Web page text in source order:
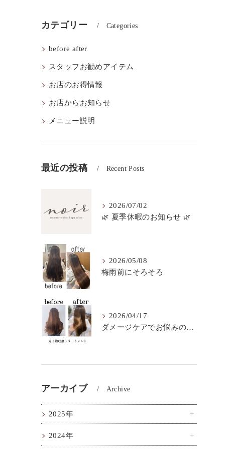
カテゴリー Categories
before after
スタッフお勧めアイテム
お店のお得情報
お店からお知らせ
メニュー説明
最近の投稿 Recent Posts
2026/07/02
🌿 夏季休暇のお知らせ 🌿
2026/05/08
梅雨前にそろそろ
2026/04/17
ダメージケアでお悩みの方はこちら！
アーカイブ Archive
2025年
2024年